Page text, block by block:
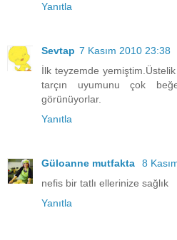
Yanıtla
Sevtap 7 Kasım 2010 23:38
İlk teyzemde
tarçın uyumunu çok
görünüyorlar.
Yanıtla
Güloanne mutfakta
8
nefis bir tatlı ellerinize sağlık
Yanıtla